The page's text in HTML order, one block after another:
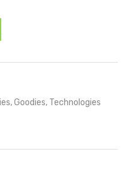
,Goodies, Technologies